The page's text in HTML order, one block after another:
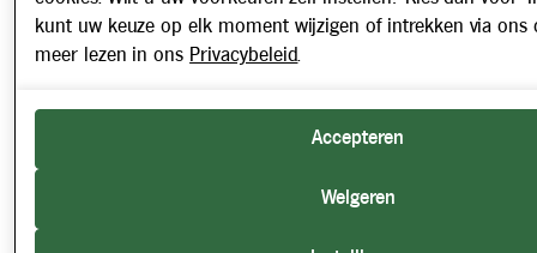
kunt uw keuze op elk moment wijzigen of intrekken via ons
meer lezen in ons Privacybeleid.
Accepteren
Weigeren